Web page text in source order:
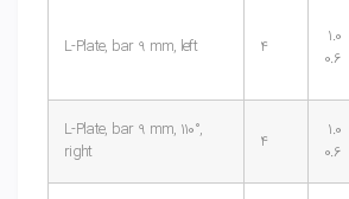
L-Plate, bar 9 mm, left 4
1.0
0.6
L-Plate, bar 9 mm, 110°,
right
4
1.0
0.6